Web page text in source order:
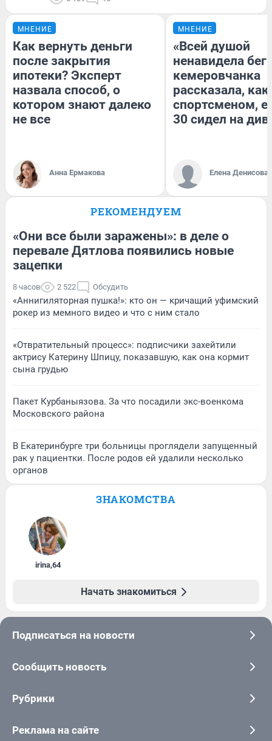
МНЕНИЕ
Как вернуть деньги
после закрытия
ипотеки? Эксперт
назвала способ, о
котором знают далеко
не все
Анна Ермакова
МНЕНИЕ
«Всей душой
ненавидела
кемеровчанка
рассказала, как
спортсменом,
30 сидел на
Елена Денисова
РЕКОМЕНДУЕМ
«Они все были заражены»: в деле о
перевале Дятлова появились новые
зацепки
8 часов 2 522 Обсудить
«Аннигиляторная пушка!»: кто он — кричащий уфимский
рокер из мемного видео и что с ним стало
«Отвратительный процесс»: подписчики захейтили
актрису Катерину Шпицу, показавшую, как она кормит
сына грудью
Пакет Курбаныязова. За что посадили экс-военкома
Московского района
В Екатеринбурге три больницы проглядели запущенный
рак у пациентки. После родов ей удалили несколько
органов
ЗНАКОМСТВА
irina,64
Начать знакомиться
Подписаться на новости
Сообщить новость
Рубрики
Реклама на сайте